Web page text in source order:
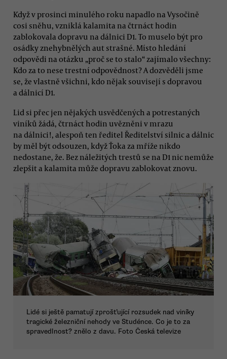
Když v prosinci minulého roku napadlo na Vysočině
cosi sněhu, vzniklá kalamita na čtrnáct hodin
zablokovala dopravu na dálnici D1. To muselo být pro
osádky znehybnělých aut strašné. Místo hledání
odpovědi na otázku „proč se to stalo“ zajímalo všechny:
Kdo za to nese trestní odpovědnost? A dozvěděli jsme
se, že vlastně všichni, kdo nějak souvisejí s dopravou
a dálnicí D1.
Lid si přec jen nějakých usvědčených a potrestaných
viníků žádá, čtrnáct hodin uvězněni v mrazu
na dálnici!, alespoň ten ředitel Ředitelství silnic a dálnic
by měl být odsouzen, když Ťoka za mříže nikdo
nedostane, že. Bez náležitých trestů se na D1 nic nemůže
zlepšit a kalamita může dopravu zablokovat znovu.
Lidé si ještě pamatují zprošťující rozsudek nad viníky
tragické železniční nehody ve Studénce. Co je to za
spravedlnost? znělo z davu. Foto Česká televize